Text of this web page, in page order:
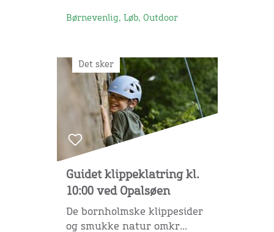
Børnevenlig, Løb, Outdoor
Det sker
Guidet klippeklatring kl.
10:00 ved Opalsøen
De bornholmske klippesider
og smukke natur omkr...